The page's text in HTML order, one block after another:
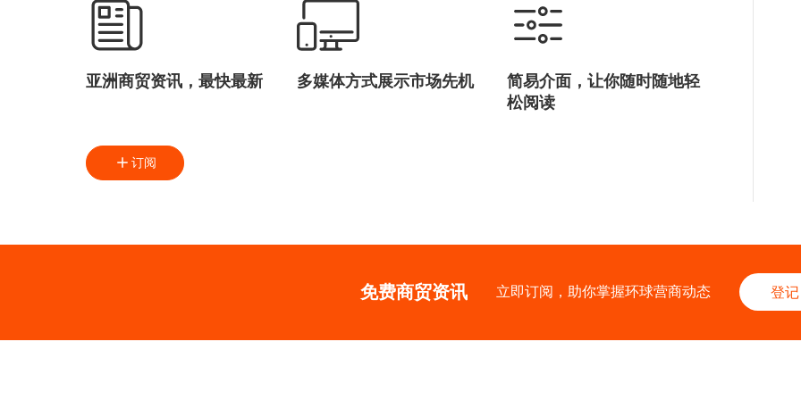
亚洲商贸资讯，最快最新 多媒体方式展示市场先机
简易介面，让你随时随地轻
松阅读
订阅
免费商贸资讯 立即订阅，助你掌握环球营商动态 登记